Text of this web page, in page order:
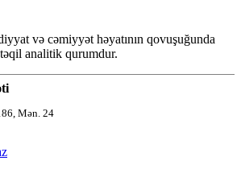
və cəmiyyət həyatının qovuşuğunda
analitik qurumdur.
Mən. 24